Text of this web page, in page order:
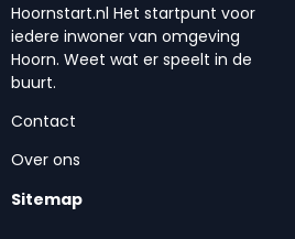
Hoornstart.nl Het startpunt voor
iedere inwoner van omgeving
Hoorn. Weet wat er speelt in de
buurt.
Contact
Over ons
Sitemap